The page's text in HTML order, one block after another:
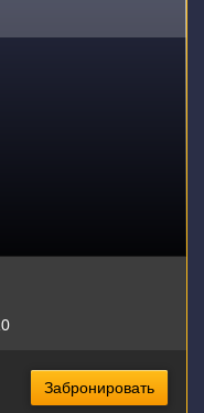
Забронировать